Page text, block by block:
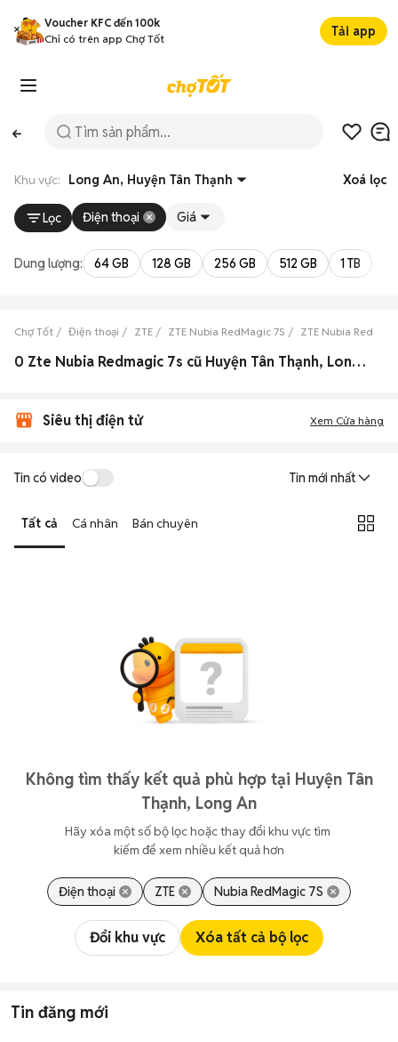
Voucher KFC đến 100k
Chỉ có trên app Chợ Tốt
Tải app
Khu vực: Long An, Huyện Tân Thạnh Xoá lọc
Lọc Điện thoại Giá
Dung lượng: 64 GB 128 GB 256 GB 512 GB 1 TB
Chợ Tốt Điện thoại ZTE ZTE Nubia RedMagic 7S ZTE Nubia
0 Zte Nubia Redmagic 7s cũ Huyện Tân Thạnh, Long An đẹp
Siêu thị điện tử Xem Cửa hàng
Tin có video Tin mới nhất
Tất cả Cá nhân Bán chuyên
Không tìm thấy kết quả phù hợp tại Huyện Tân
Thạnh, Long An
Hãy xóa một số bộ lọc hoặc thay đổi khu vực tìm
kiếm để xem nhiều kết quả hơn
Điện thoại ZTE Nubia RedMagic 7S
Đổi khu vực Xóa tất cả bộ lọc
Tin đăng mới